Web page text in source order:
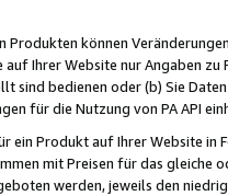
Produkten können
Ihrer Website nur Angaben
sind bedienen oder (b) Sie
für die Nutzung von PA API
ein Produkt auf Ihrer Website
mit Preisen für das
werden, jeweils den